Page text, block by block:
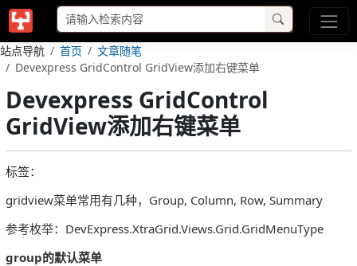
站点导航 首页
文章随笔
Devexpress GridControl GridView添加右键菜单
Devexpress GridControl
GridView添加右键菜单
标签：
gridview菜单常用有几种，Group, Column, Row, Summary
参考枚举：DevExpress.XtraGrid.Views.Grid.GridMenuType
group的默认菜单